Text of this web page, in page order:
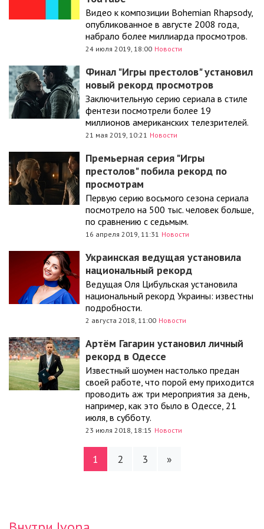
Видео к композиции Bohemian Rhapsody,
опубликованное в августе 2008 года,
набрало более миллиарда просмотров.
24 июля 2019, 18:00 Новости
Финал "Игры престолов" установил
новый рекорд просмотров
Заключительную серию сериала в стиле
фентези посмотрели более 19
миллионов американских телезрителей.
21 мая 2019, 10:21 Новости
Премьерная серия "Игры
престолов" побила рекорд по
просмотрам
Первую серию восьмого сезона сериала
посмотрело на 500 тыс. человек больше,
по сравнению с седьмым.
16 апреля 2019, 11:31 Новости
Украинская ведущая установила
национальный рекорд
Ведущая Оля Цибульская установила
национальный рекорд Украины: известны
подробности.
2 августа 2018, 11:00 Новости
Артём Гагарин установил личный
рекорд в Одессе
Известный шоумен настолько предан
своей работе, что порой ему приходится
проводить аж три мероприятия за день,
например, как это было в Одессе, 21
июля, в субботу.
23 июля 2018, 18:15 Новости
1 2 3 »